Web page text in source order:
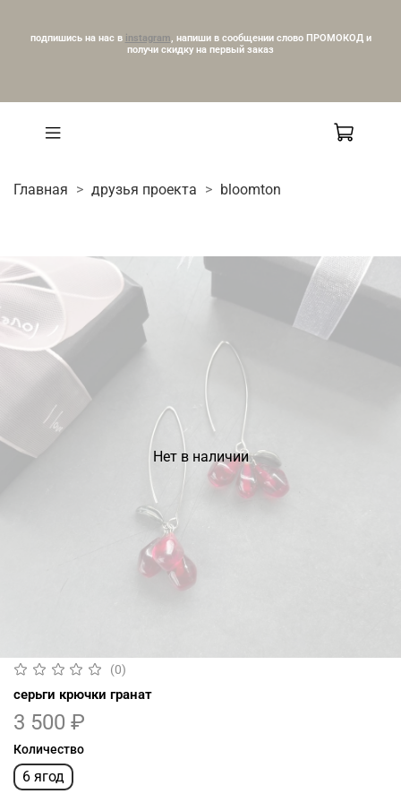
подпишись на нас в instagram, напиши в сообщении слово ПРОМОКОД и
получи скидку на первый заказ
Главная друзья проекта bloomton
Нет в наличии
(0)
серьги крючки гранат
3 500 ₽
Количество
6 ягод